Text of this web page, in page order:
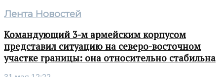
Лента Новостей
Командующий 3-м армейским корпусом
представил ситуацию на северо-восточном
участке границы: она относительно стабильна